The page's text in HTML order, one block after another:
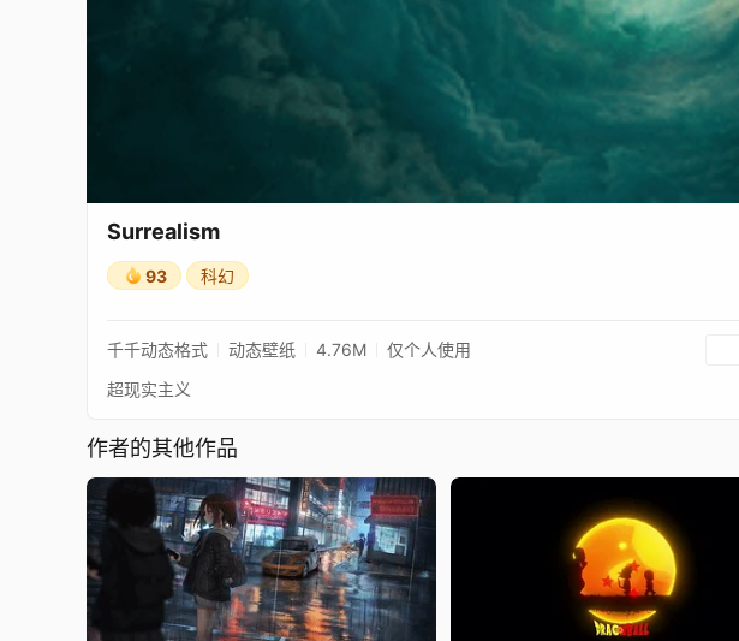
Surrealism
93 科幻
千千动态格式 动态壁纸 4.76M 仅个人使用
超现实主义
作者的其他作品